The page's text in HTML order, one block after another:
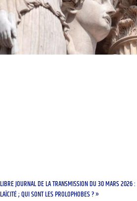
LIBRE JOURNAL DE LA TRANSMISSION DU 30 MARS 2026
LAÏCITÉ ; QUI SONT LES PROLOPHOBES ? »